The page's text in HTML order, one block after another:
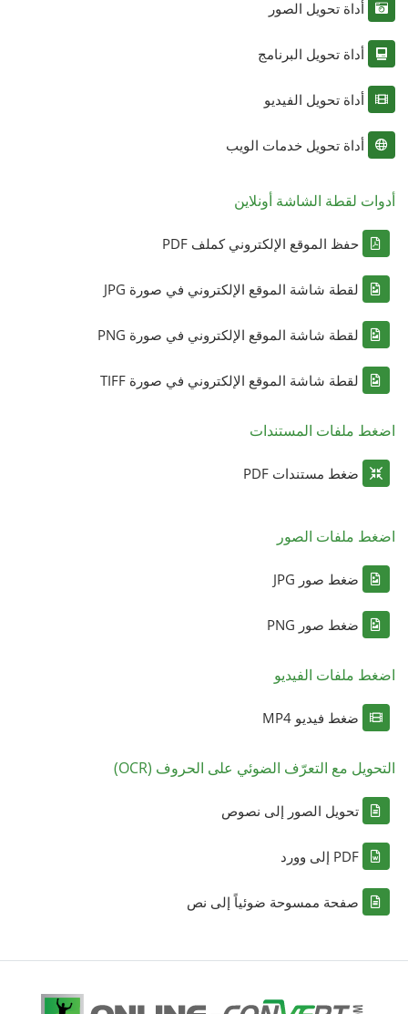
أداة تحويل الصور
أداة تحويل البرنامج
أداة تحويل الفيديو
أداة تحويل خدمات الويب
أدوات لقطة الشاشة أونلاين
حفظ الموقع الإلكتروني كملف PDF
لقطة شاشة الموقع الإلكتروني في صورة JPG
لقطة شاشة الموقع الإلكتروني في صورة PNG
لقطة شاشة الموقع الإلكتروني في صورة TIFF
اضغط ملفات المستندات
ضغط مستندات PDF
اضغط ملفات الصور
ضغط صور JPG
ضغط صور PNG
اضغط ملفات الفيديو
ضغط فيديو MP4
التحويل مع التعرّف الضوئي على الحروف (OCR)
تحويل الصور إلى نصوص
PDF إلى وورد
صفحة ممسوحة ضوئياً إلى نص